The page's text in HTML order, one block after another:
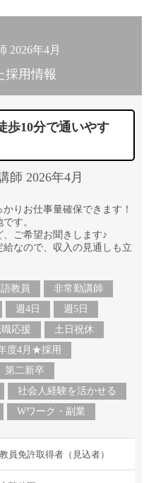
2026年4月
採用情報
10分で通いやす
師 2026年4月
かりお仕事量確保できます！
す。
、ご希望お聞きします♪
給なので、収入の見通しも立
教員
非常勤講師
週4日
週5日
応援
土日祝休
度4月★採用
第二新卒
社会人経験を活かせる
Wワーク・副業
員免許取得者（見込者）